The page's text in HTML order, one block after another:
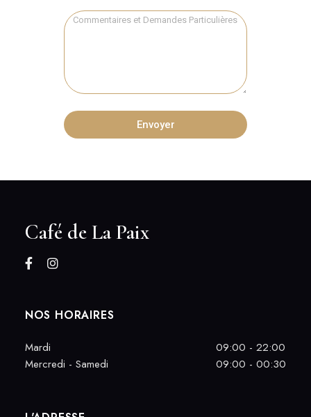
Envoyer
Café de La Paix
NOS HORAIRES
Mardi
09:00 - 22:00
Mercredi - Samedi
09:00 - 00:30